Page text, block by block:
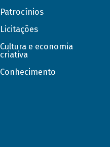
Patrocínios
Licitações
Cultura e economia
criativa
Conhecimento